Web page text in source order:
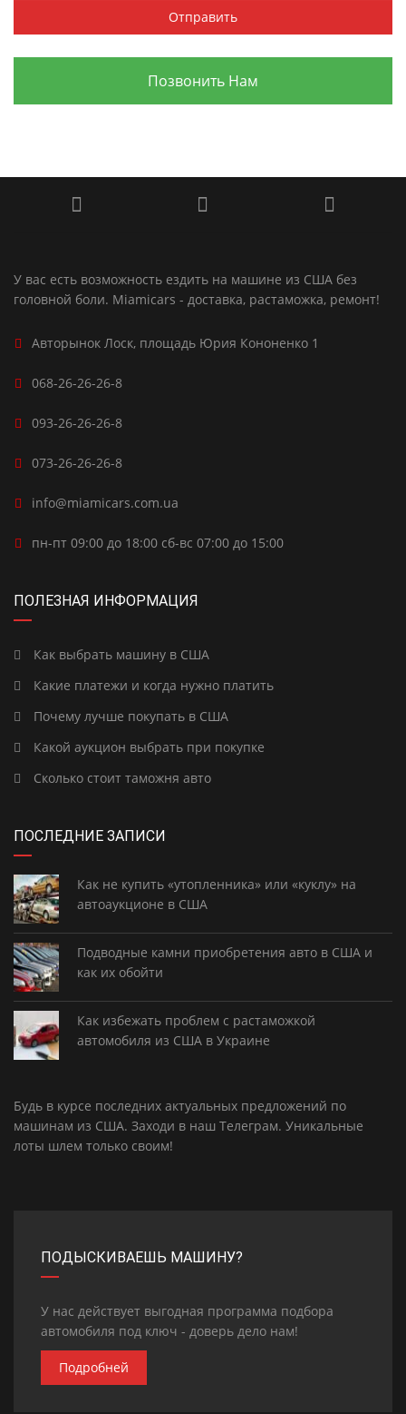
Позвонить Нам
У вас есть возможность ездить на машине из США без
головной боли. Miamicars - доставка, растаможка, ремонт!
Авторынок Лоск, площадь Юрия Кононенко 1
068-26-26-26-8
093-26-26-26-8
073-26-26-26-8
info@miamicars.com.ua
пн-пт 09:00 до 18:00 сб-вс 07:00 до 15:00
ПОЛЕЗНАЯ ИНФОРМАЦИЯ
Как выбрать машину в США
Какие платежи и когда нужно платить
Почему лучше покупать в США
Какой аукцион выбрать при покупке
Сколько стоит таможня авто
ПОСЛЕДНИЕ ЗАПИСИ
Как не купить «утопленника» или «куклу» на
автоаукционе в США
Подводные камни приобретения авто в США и
как их обойти
Как избежать проблем с растаможкой
автомобиля из США в Украине
Будь в курсе последних актуальных предложений по
машинам из США. Заходи в наш Телеграм. Уникальные
лоты шлем только своим!
ПОДЫСКИВАЕШЬ МАШИНУ?
У нас действует выгодная программа подбора
автомобиля под ключ - доверь дело нам!
Подробней